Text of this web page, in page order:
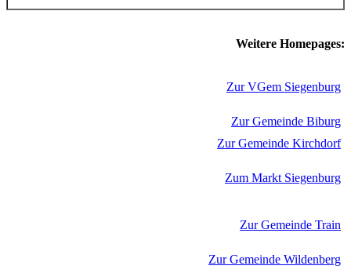
Weitere Homepages:
Zur VGem Siegenburg
Zur Gemeinde Biburg
Zur Gemeinde Kirchdorf
Zum Markt Siegenburg
Zur Gemeinde Train
Zur Gemeinde Wildenberg